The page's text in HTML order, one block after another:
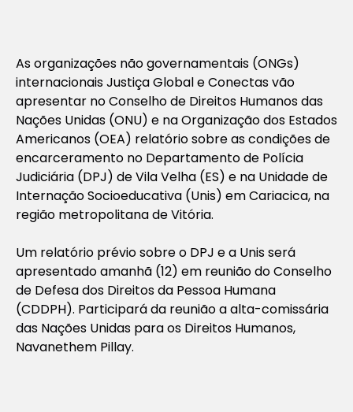
As organizações não governamentais (ONGs)
internacionais Justiça Global e Conectas vão
apresentar no Conselho de Direitos Humanos das
Nações Unidas (ONU) e na Organização dos Estados
Americanos (OEA) relatório sobre as condições de
encarceramento no Departamento de Polícia
Judiciária (DPJ) de Vila Velha (ES) e na Unidade de
Internação Socioeducativa (Unis) em Cariacica, na
região metropolitana de Vitória.
Um relatório prévio sobre o DPJ e a Unis será
apresentado amanhã (12) em reunião do Conselho
de Defesa dos Direitos da Pessoa Humana
(CDDPH). Participará da reunião a alta-comissária
das Nações Unidas para os Direitos Humanos,
Navanethem Pillay.